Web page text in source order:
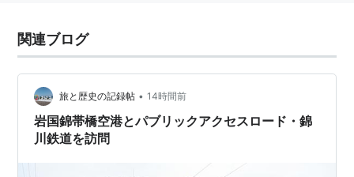
関連ブログ
旅と歴史の記録帖 • 14時間前
岩国錦帯橋空港とパブリックアクセスロード・錦
川鉄道を訪問